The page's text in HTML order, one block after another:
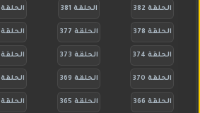
الحلقة 382 الحلقة 381 الحلقة 380
الحلقة 378 الحلقة 377 الحلقة 376
الحلقة 374 الحلقة 373 الحلقة 372
الحلقة 370 الحلقة 369 الحلقة 368
الحلقة 366 الحلقة 365 الحلقة 364